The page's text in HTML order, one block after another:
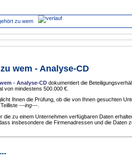
zu wem
wem - Analyse-CD
- Analyse-CD dokumentiert die
von mindestens 500.000 €.
Ihnen die Prüfung, ob die von Ihnen gesuchten
---ing---.
die zu einem Unternehmen verfügbaren Daten
insbesondere die Firmenadressen und die Daten